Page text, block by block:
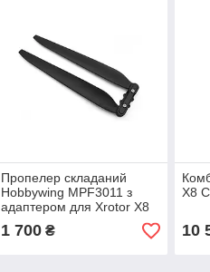
Пропелер складаний
Hobbywing MPF3011 з
адаптером для Xrotor X8
(CCW)
1 700₴
X8
10